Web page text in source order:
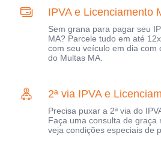
IPVA e Licenciamento
Sem grana para pagar seu
MA? Parcele tudo em até
com seu veículo em dia com
do Multas MA.
2ª via IPVA e
Precisa puxar a 2ª via do
Faça uma consulta de graça
veja condições especiais de